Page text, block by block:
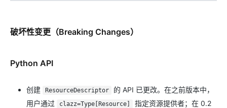
破坏性变更（Breaking Changes）
Python API
创建 ResourceDescriptor
的 API 已更改。在之前版本中，
用户通过
clazz=Type[Resource]
指定资源提供者；在 0.2